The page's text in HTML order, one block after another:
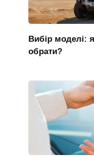
Вибір моделі:
обрати?